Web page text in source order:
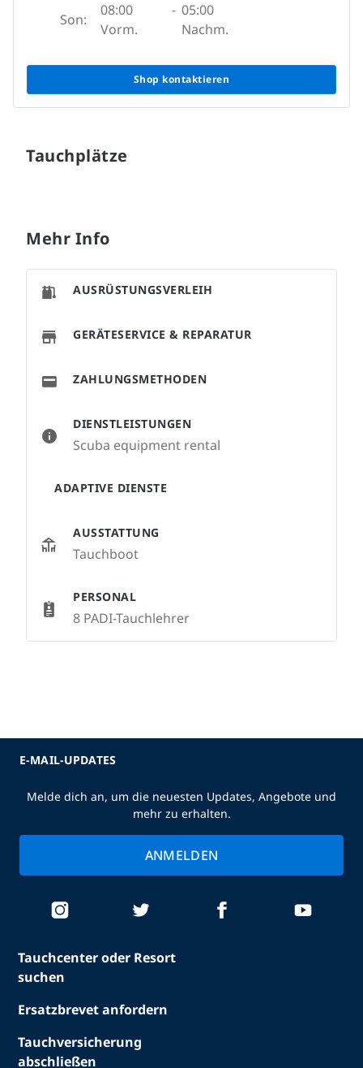
Son:
08:00
Vorm.
- 05:00
Nachm.
Shop kontaktieren
Tauchplätze
Mehr Info
DIENSTLEISTUNGEN
Scuba equipment rental
ADAPTIVE DIENSTE
AUSSTATTUNG
Tauchboot
PERSONAL
8 PADI-Tauchlehrer
AUSRÜSTUNGSVERLEIH
GERÄTESERVICE & REPARATUR
ZAHLUNGSMETHODEN
Tauchcenter oder Resort
suchen
Ersatzbrevet anfordern
Tauchversicherung
abschließen
E-MAIL-UPDATES
Melde dich an, um die neuesten Updates, Angebote und
mehr zu erhalten.
ANMELDEN